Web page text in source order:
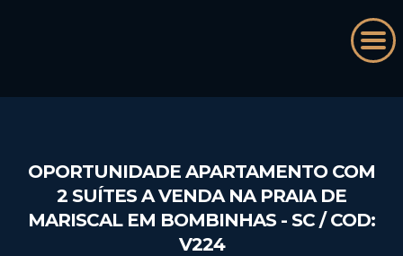
OPORTUNIDADE APARTAMENTO COM
2 SUÍTES A VENDA NA PRAIA DE
MARISCAL EM BOMBINHAS - SC / COD:
V224